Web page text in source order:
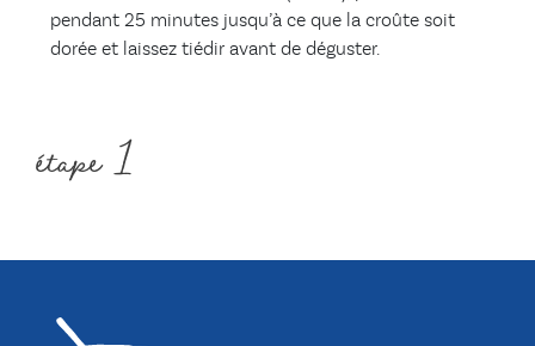
pendant 25 minutes jusqu’à ce que la croûte soit
dorée et laissez tiédir avant de déguster.
étape 1